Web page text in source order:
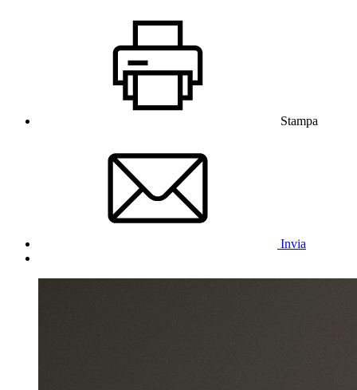
Stampa
Invia